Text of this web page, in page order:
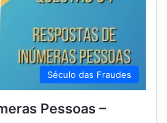
Século das Fraudes
Pessoas –